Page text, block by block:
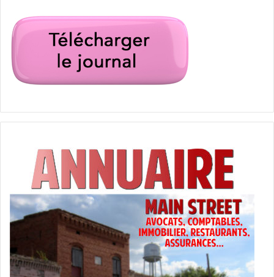
Nouvelles précisions sur
l’obligation d’enregistrement
des étrangers
Le 7 mars 2025, les Services de citoyenneté et
intermédiaire finale (Interim Final Rule – IFR) pour mettre
en œuvre l’obligation d’enregistrement des étrangers
annoncée précédemment. Cette règle sera officiellement
publiée dans leFederal Registerle 12 mars et entrera en
vigueurle 11 avril 2025
Selon cette nouvelle réglementation,trois catégories
d’étrangers
devront obligatoirement s’enregistrer en ligne
via un comptemyUSCIS , selon des délais précis :